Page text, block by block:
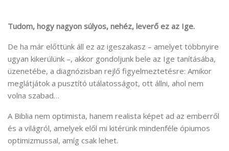
Tudom, hogy nagyon súlyos, nehéz, leverő ez az Ige.
De ha már előttünk áll ez az igeszakasz – amelyet többnyire
ugyan kikerülünk –, akkor gondoljunk bele az Ige tanításába,
üzenetébe, a diagnózisban rejlő figyelmeztetésre: Amikor
meglátjátok a pusztító utálatosságot, ott állni, ahol nem
volna szabad…
A Biblia nem optimista, hanem realista képet ad az emberről
és a világról, amelyek elől mi kitérünk mindenféle ópiumos
optimizmussal, amíg csak lehet.